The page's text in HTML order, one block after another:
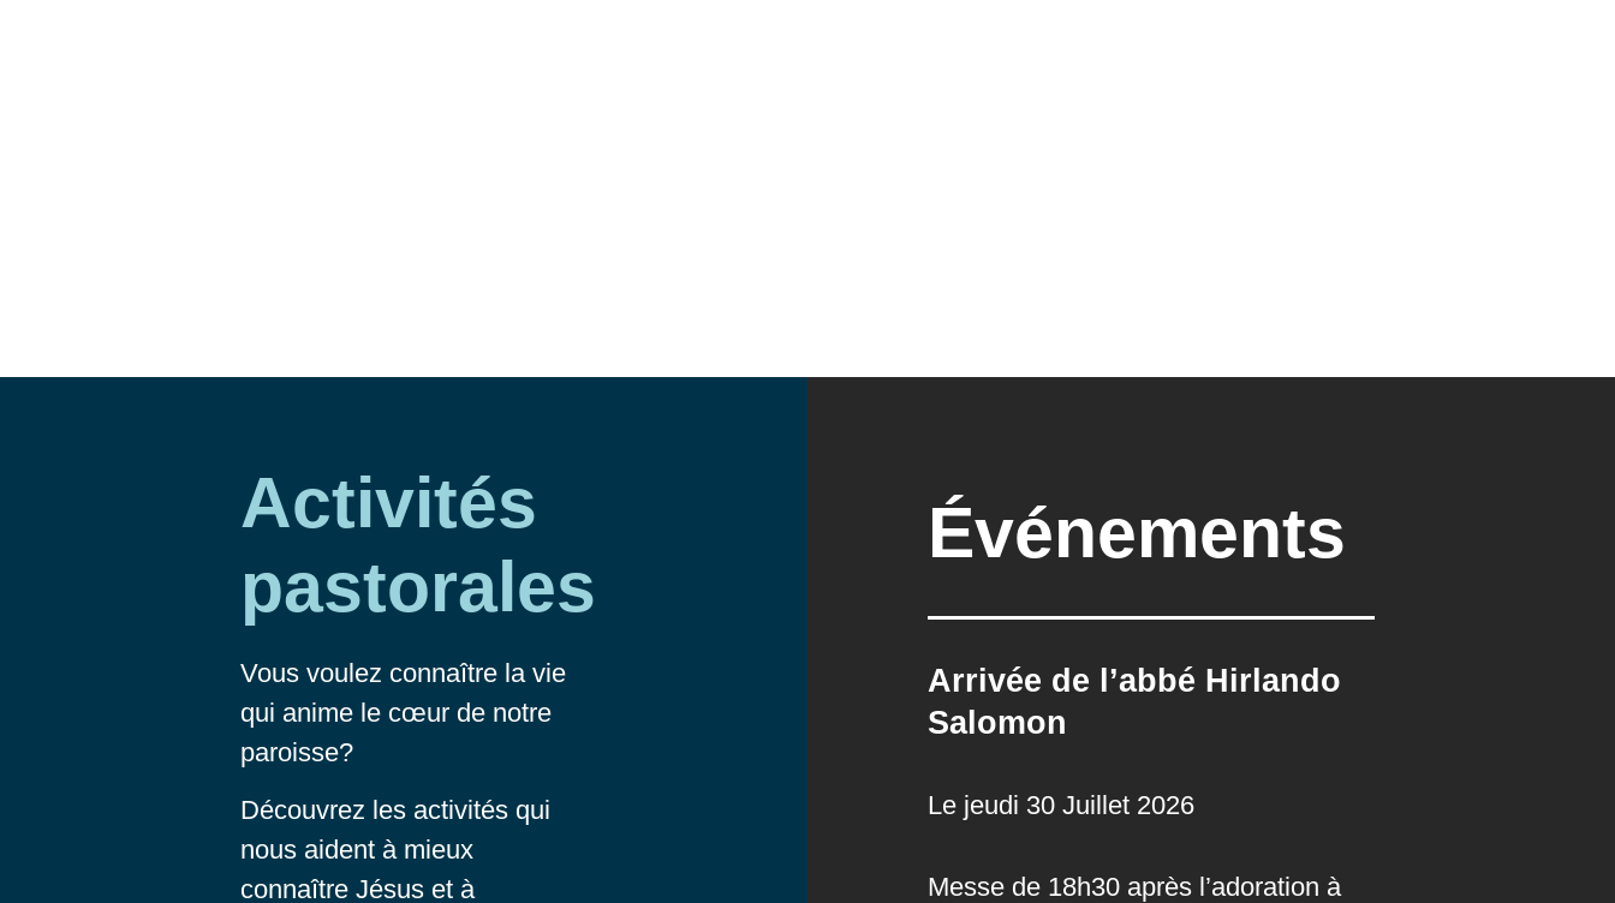
Activités
pastorales
Vous voulez connaître la vie
qui anime le cœur de notre
paroisse?
Découvrez les activités qui
nous aident à mieux
connaître Jésus et à
Événements
Arrivée de l’abbé Hirlando
Salomon
Le jeudi 30 Juillet 2026
Messe de 18h30 après l’adoration à